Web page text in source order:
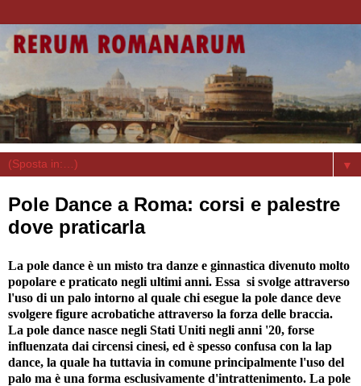
▼
Pole Dance a Roma: corsi e palestre
dove praticarla
La pole dance è un misto tra danze e ginnastica divenuto molto
popolare e praticato negli ultimi anni. Essa si svolge attraverso
l'uso di un palo intorno al quale chi esegue la pole dance deve
svolgere figure acrobatiche attraverso la forza delle braccia.
La pole dance nasce negli Stati Uniti negli anni '20, forse
influenzata dai circensi cinesi, ed è spesso confusa con la lap
dance, la quale ha tuttavia in comune principalmente l'uso del
palo ma è una forma esclusivamente d'intrattenimento. La pole